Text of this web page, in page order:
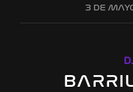
3 DE